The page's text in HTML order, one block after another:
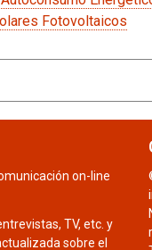
Fotovoltaicos
on-line
TV, etc. y
sobre el